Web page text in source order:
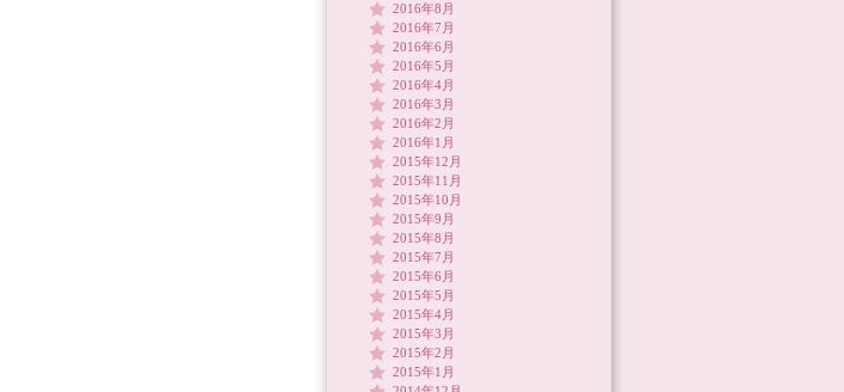
2016年8月
2016年7月
2016年6月
2016年5月
2016年4月
2016年3月
2016年2月
2016年1月
2015年12月
2015年11月
2015年10月
2015年9月
2015年8月
2015年7月
2015年6月
2015年5月
2015年4月
2015年3月
2015年2月
2015年1月